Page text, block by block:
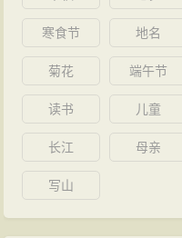
寒食节 地名
菊花 端午节
读书 儿童
长江 母亲
写山